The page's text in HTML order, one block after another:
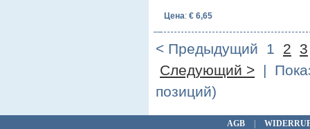
Цена: € 6,65
< Предыдущий 1 2
3
Следующий > |
позиций)
AGB